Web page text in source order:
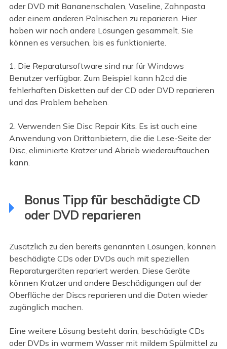
oder DVD mit Bananenschalen, Vaseline, Zahnpasta
oder einem anderen Polnischen zu reparieren. Hier
haben wir noch andere Lösungen gesammelt. Sie
können es versuchen, bis es funktionierte.
1. Die Reparatursoftware sind nur für Windows
Benutzer verfügbar. Zum Beispiel kann h2cd die
fehlerhaften Disketten auf der CD oder DVD reparieren
und das Problem beheben.
2. Verwenden Sie Disc Repair Kits. Es ist auch eine
Anwendung von Drittanbietern, die die Lese-Seite der
Disc, eliminierte Kratzer und Abrieb wiederauftauchen
kann.
Bonus Tipp für beschädigte CD
oder DVD reparieren
Zusätzlich zu den bereits genannten Lösungen, können
beschädigte CDs oder DVDs auch mit speziellen
Reparaturgeräten repariert werden. Diese Geräte
können Kratzer und andere Beschädigungen auf der
Oberfläche der Discs reparieren und die Daten wieder
zugänglich machen.
Eine weitere Lösung besteht darin, beschädigte CDs
oder DVDs in warmem Wasser mit mildem Spülmittel zu